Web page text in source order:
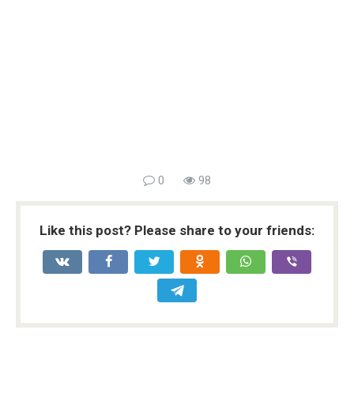
0 98
Like this post? Please share to your friends: